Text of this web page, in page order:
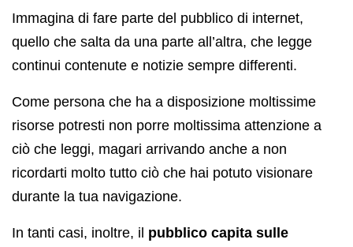
Immagina di fare parte del pubblico di internet,
quello che salta da una parte all’altra, che legge
continui contenute e notizie sempre differenti.
Come persona che ha a disposizione moltissime
risorse potresti non porre moltissima attenzione a
ciò che leggi, magari arrivando anche a non
ricordarti molto tutto ciò che hai potuto visionare
durante la tua navigazione.
In tanti casi, inoltre, il pubblico capita sulle